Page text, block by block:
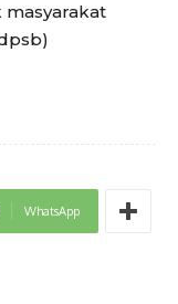
WhatsApp